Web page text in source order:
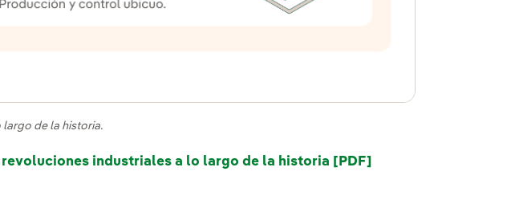
de la historia.
nueva.
revoluciones industriales a lo largo de la historia [PDF]